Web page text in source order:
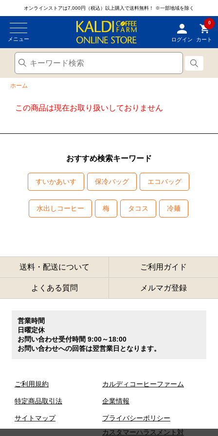
オンラインストアは7,000円（税込）以上購入で送料無料！ ※一部地域を除く
メニュー ログイン
0
カート
ホーム
この商品は現在お取り扱いしておりません
おすすめ検索キーワード
すいかあいす 保冷バッグ エコバッグ
水出しコーヒー 梅 タコス 冷麺
送料・配送について ご利用ガイド
よくある質問 メルマガ登録
営業時間
日曜定休
お問い合わせ受付時間 9:00～18:00
お問い合わせへの回答は翌営業日となります。
ご利用規約
特定商品取引法
サイトマップ
カルディコーヒーファーム
企業情報
プライバシーポリシー
カスタマーハラスメント対